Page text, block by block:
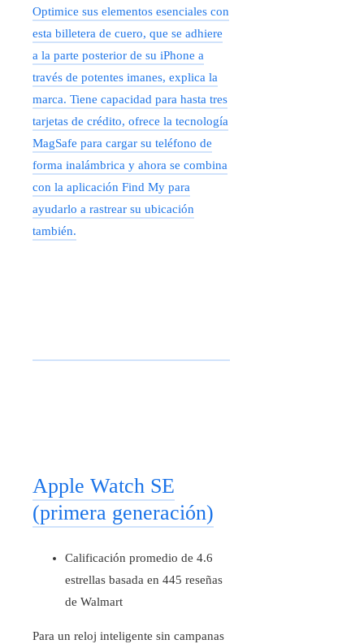
Optimice sus elementos esenciales con
esta billetera de cuero, que se adhiere
a la parte posterior de su iPhone a
través de potentes imanes, explica la
marca. Tiene capacidad para hasta tres
tarjetas de crédito, ofrece la tecnología
MagSafe para cargar su teléfono de
forma inalámbrica y ahora se combina
con la aplicación Find My para
ayudarlo a rastrear su ubicación
también.
Apple Watch SE
(primera generación)
Calificación promedio de 4.6
estrellas basada en 445 reseñas
de Walmart
Para un reloj inteligente sin campanas